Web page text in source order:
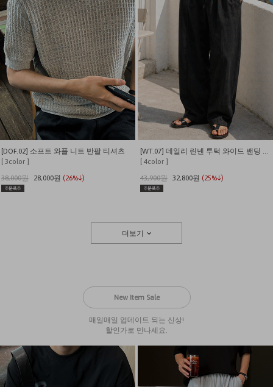
[DOF.02] 소프트 와플 니트 반팔 티셔츠
[ 3color ]
38,000원
28,000원 (26%↓)
[ 4color ]
43,900원 32,800원 (25%↓)
더보기
New Item Sale
매일매일 업데이트 되는 신상!
할인가로 만나세요.